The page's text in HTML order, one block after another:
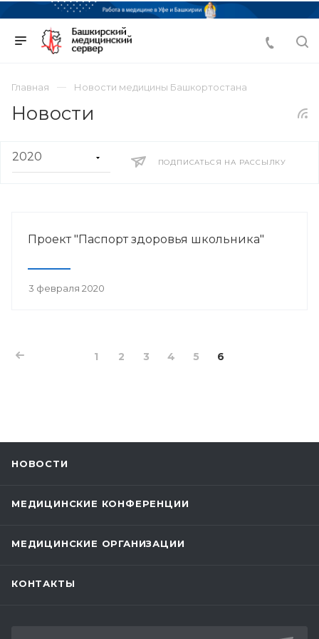
Главная Новости медицины Башкортостана
Новости
ПОДПИСАТЬСЯ НА РАССЫЛКУ
Проект "Паспорт здоровья школьника"
3 февраля 2020
1 2 3 4 5 6
НОВОСТИ
МЕДИЦИНСКИЕ КОНФЕРЕНЦИИ
МЕДИЦИНСКИЕ ОРГАНИЗАЦИИ
КОНТАКТЫ